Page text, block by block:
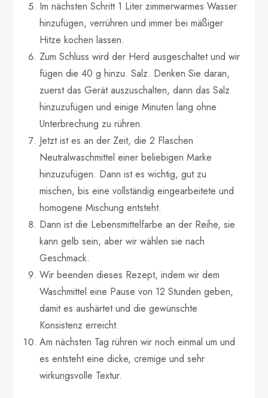
Im nächsten Schritt 1 Liter zimmerwarmes Wasser
hinzufügen, verrühren und immer bei mäßiger
Hitze kochen lassen.
Zum Schluss wird der Herd ausgeschaltet und wir
fügen die 40 g hinzu. Salz. Denken Sie daran,
zuerst das Gerät auszuschalten, dann das Salz
hinzuzufügen und einige Minuten lang ohne
Unterbrechung zu rühren.
Jetzt ist es an der Zeit, die 2 Flaschen
Neutralwaschmittel einer beliebigen Marke
hinzuzufügen. Dann ist es wichtig, gut zu
mischen, bis eine vollständig eingearbeitete und
homogene Mischung entsteht.
Dann ist die Lebensmittelfarbe an der Reihe, sie
kann gelb sein, aber wir wählen sie nach
Geschmack.
Wir beenden dieses Rezept, indem wir dem
Waschmittel eine Pause von 12 Stunden geben,
damit es aushärtet und die gewünschte
Konsistenz erreicht.
Am nächsten Tag rühren wir noch einmal um und
es entsteht eine dicke, cremige und sehr
wirkungsvolle Textur.